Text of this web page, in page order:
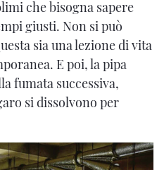
che bisogna sapere
giusti. Non si può
sia una lezione di vita
E poi, la pipa
fumata successiva,
si dissolvono per